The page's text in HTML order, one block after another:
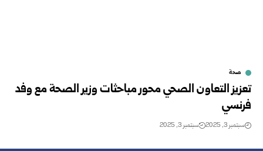
صحة
تعزيز التعاون الصحي محور مباحثات وزير الصحة مع وفد
فرنسي
سبتمبر 3, 2025 سبتمبر 3, 2025